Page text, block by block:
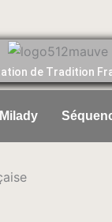
de Tradition